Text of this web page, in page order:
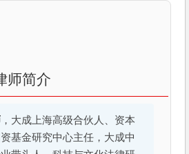
师简介
，大成上海高级合伙人、资本
基金研究中心主任，大成中